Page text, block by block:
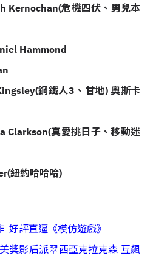
Kernochan(危機四伏、男兒本
Hammond
鋼鐵人3、甘地) 奧斯卡
Clarkson(真愛挑日子、移動迷
紐約哈哈哈)
好評直逼《模仿遊戲》
獎影后派翠西亞克拉克森 互飆